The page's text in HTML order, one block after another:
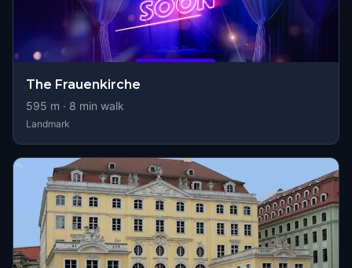
The Frauenkirche
595 m · 8 min walk
Landmark